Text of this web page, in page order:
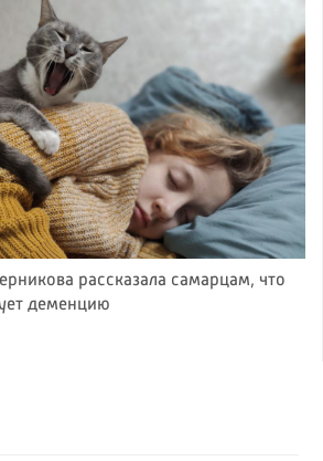
рассказала самарцам, что
деменцию